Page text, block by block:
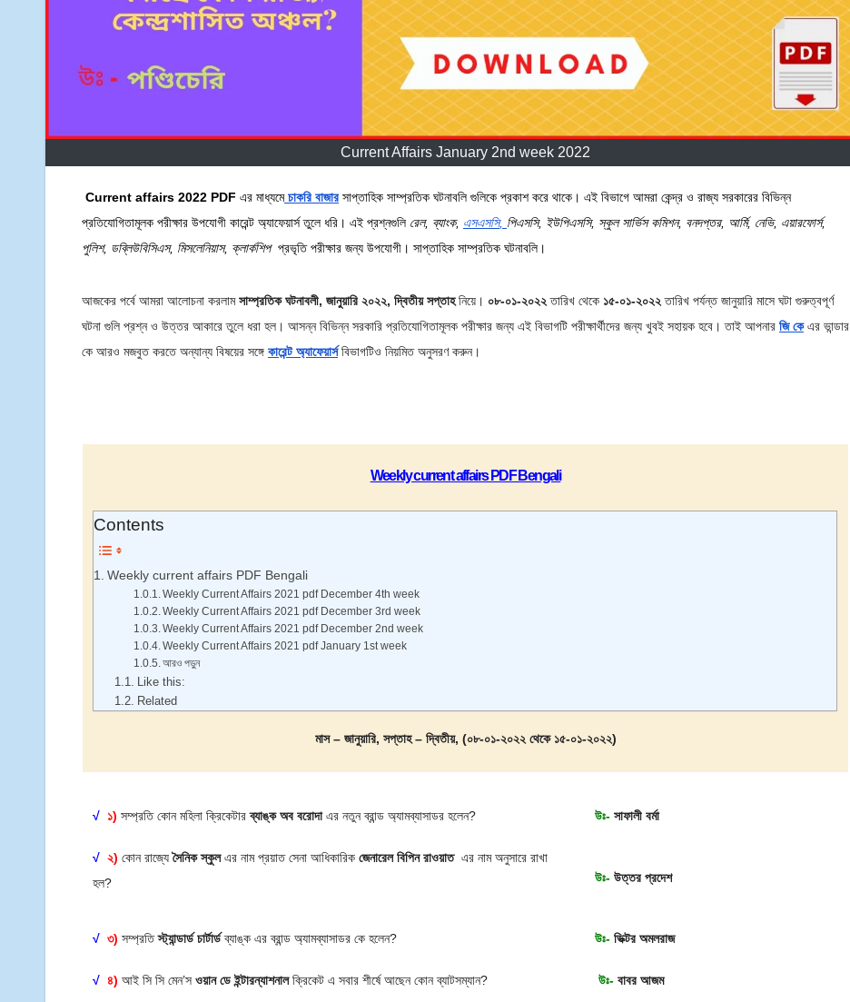
Current Affairs January 2nd week 2022
Current affairs 2022 PDF এর মাধ্যমেচাকরি বাজারসাপ্তাহিক সাম্প্রতিক ঘটনাবলি গুলিকে প্রকাশ করে থাকে। এই বিভাগে আমরা কেন্দ্র ও রাজ্য সরকারের বিভিন্ন
প্রতিযোগিতামূলক পরীক্ষার উপযোগী কারেন্ট অ্যাফেয়ার্স তুলে ধরি। এই প্রশ্নগুলি রেল, ব্যাংক, এসএসসি, পিএসসি, ইউপিএসসি, স্কুলসার্ভিসকমিশন, বনদপ্তর, আর্মি, নেভি, এয়ারফোর্স,
পুলিশ, ডব্লিউবিসিএস, মিসলেনিয়াস, ক্লার্কশিপ প্রভৃতি পরীক্ষার জন্য উপযোগী। সাপ্তাহিক সাম্প্রতিক ঘটনাবলি।
আজকের পর্বে আমরা আলোচনা করলামসাম্প্রতিক ঘটনাবলী, জানুয়ারি ২০২২, দ্বিতীয় সপ্তাহনিয়ে। ০৮-০১-২০২২তারিখ থেকে ১৫-০১-২০২২তারিখ পর্যন্ত জানুয়ারি মাসে ঘটা গুরুত্বপূর্ণ
ঘটনা গুলি প্রশ্ন ও উত্তর আকারে তুলে ধরা হল। আসন্ন বিভিন্ন সরকারি প্রতিযোগিতামূলক পরীক্ষার জন্য এই বিভাগটি পরীক্ষার্থীদের জন্য খুবই সহায়ক হবে। তাই আপনার জি কেএর ভান্ডার
কে আরও মজবুত করতে অন্যান্য বিষয়ের সঙ্গে কারেন্ট অ্যাফেয়ার্সবিভাগটিও নিয়মিত অনুসরণ করুন।
Weekly current affairs PDF Bengali
Contents
Weekly current affairs PDF Bengali
Weekly Current Affairs 2021 pdf December 4th week
Weekly Current Affairs 2021 pdf December 3rd week
Weekly Current Affairs 2021 pdf December 2nd week
Weekly Current Affairs 2021 pdf January 1st week
আরও পড়ুন
Like this:
Related
মাস – জানুয়ারি, সপ্তাহ – দ্বিতীয়, (০৮-০১-২০২২ থেকে ১৫-০১-২০২২)
√ ১) সম্প্রতি কোন মহিলা ক্রিকেটারব্যাঙ্ক অব বরোদাএর নতুন ব্রান্ড অ্যামব্যাসাডর হলেন? উঃ- সাফালী বর্মা
√ ২) কোন রাজ্যেসৈনিক স্কুলএর নাম প্রয়াত সেনা আধিকারিকজেনারেল বিপিন রাওয়াত এর নাম অনুসারে রাখা
হল?
উঃ-উত্তর প্রদেশ
√ ৩) সম্প্রতিস্ট্যান্ডার্ড চার্টার্ডব্যাঙ্ক এর ব্রান্ড অ্যামব্যাসাডর কে হলেন? উঃ- ভিক্টর অমলরাজ
√ ৪) আই সি সি মেন’সওয়ান ডে ইন্টারন্যাশনালক্রিকেট এ সবার শীর্ষে আছেন কোন ব্যাটসম্যান? উঃ- বাবর আজম